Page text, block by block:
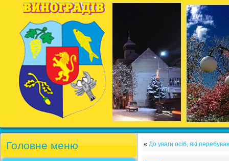
Головне меню « До уваги осіб, які